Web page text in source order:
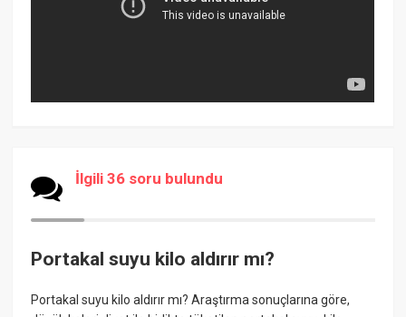
İlgili 36 soru bulundu
Portakal suyu kilo aldırır mı?
Portakal suyu kilo aldırır mı? Araştırma sonuçlarına göre,